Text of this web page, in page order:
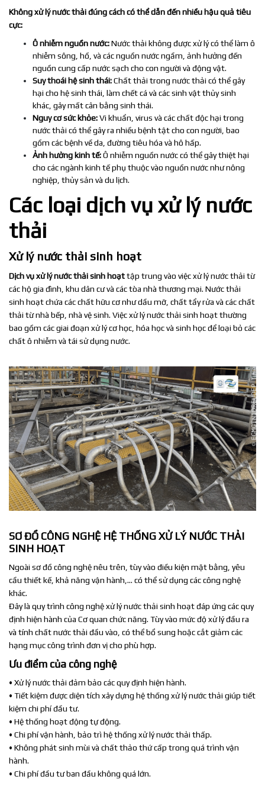
Không xử lý nước thải đúng cách có thể dẫn đến nhiều hậu quả tiêu
cực:
Ô nhiễm nguồn nước:Nước thải không được xử lý có thể làm ô
nhiễm sông, hồ, và các nguồn nước ngầm, ảnh hưởng đến
nguồn cung cấp nước sạch cho con người và động vật.
Suy thoái hệ sinh thái:Chất thải trong nước thải có thể gây
hại cho hệ sinh thái, làm chết cá và các sinh vật thủy sinh
khác, gây mất cân bằng sinh thái.
Nguy cơ sức khỏe:Vi khuẩn, virus và các chất độc hại trong
nước thải có thể gây ra nhiều bệnh tật cho con người, bao
gồm các bệnh về da, đường tiêu hóa và hô hấp.
Ảnh hưởng kinh tế:Ô nhiễm nguồn nước có thể gây thiệt hại
cho các ngành kinh tế phụ thuộc vào nguồn nước như nông
nghiệp, thủy sản và du lịch.
Các loại dịch vụ xử lý nước
thải
Xử lý nước thải sinh hoạt
Dịch vụ xử lý nước thải sinh hoạttập trung vào việc xử lý nước thải từ
các hộ gia đình, khu dân cư và các tòa nhà thương mại. Nước thải
sinh hoạt chứa các chất hữu cơ như dầu mỡ, chất tẩy rửa và các chất
thải từ nhà bếp, nhà vệ sinh. Việc xử lý nước thải sinh hoạt thường
bao gồm các giai đoạn xử lý cơ học, hóa học và sinh học để loại bỏ các
chất ô nhiễm và tái sử dụng nước.
SƠ ĐỒ CÔNG NGHỆ HỆ THỐNG XỬ LÝ NƯỚC THẢI
SINH HOẠT
Ngoài sơ đồ công nghệ nêu trên, tùy vào điều kiện mặt bằng, yêu
cầu thiết kế, khả năng vận hành,… có thể sử dụng các công nghệ
khác.
Đây là quy trình công nghệ xử lý nước thải sinh hoạt đáp ứng các quy
định hiện hành của Cơ quan chức năng. Tùy vào mức độ xử lý đầu ra
và tính chất nước thải đầu vào, có thể bổ sung hoặc cắt giảm các
hạng mục công trình đơn vị cho phù hợp.
Ưu điểm của công nghệ
• Xử lý nước thải đảm bảo các quy định hiện hành.
• Tiết kiệm được diện tích xây dựng hệ thống xử lý nước thải giúp tiết
kiệm chi phí đầu tư.
• Hệ thống hoạt động tự động.
• Chi phí vận hành, bảo trì hệ thống xử lý nước thải thấp.
• Không phát sinh mùi và chất thảo thứ cấp trong quá trình vận
hành.
• Chi phí đầu tư ban đầu không quá lớn.